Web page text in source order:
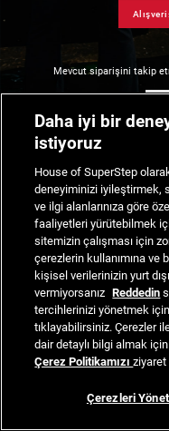
Mevcut siparişini takip
Daha iyi bir
istiyoruz
House of SuperStep
deneyiminizi iyileştirmek,
ve ilgi alanlarınıza göre
faaliyetleri yürütebilmek
sitemizin çalışması için
çerezlerin kullanımına ve
kişisel verilerinizin yurt
vermiyorsanız Reddedin
tercihlerinizi yönetmek
tıklayabilirsiniz. Çerezler
dair detaylı bilgi almak için
Çerez Politikamızı
Çerezleri